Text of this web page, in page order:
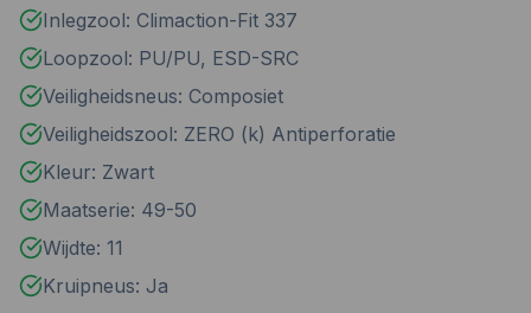
Inlegzool: Climaction-Fit 337
Loopzool: PU/PU, ESD-SRC
Veiligheidsneus: Composiet
Veiligheidszool: ZERO (k) Antiperforatie
Kleur: Zwart
Maatserie: 49-50
Wijdte: 11
Kruipneus: Ja